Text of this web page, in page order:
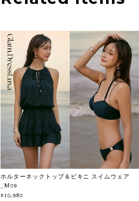
ホルターネックトップ＆ビキニ スイムウェア
_M09
¥10,980